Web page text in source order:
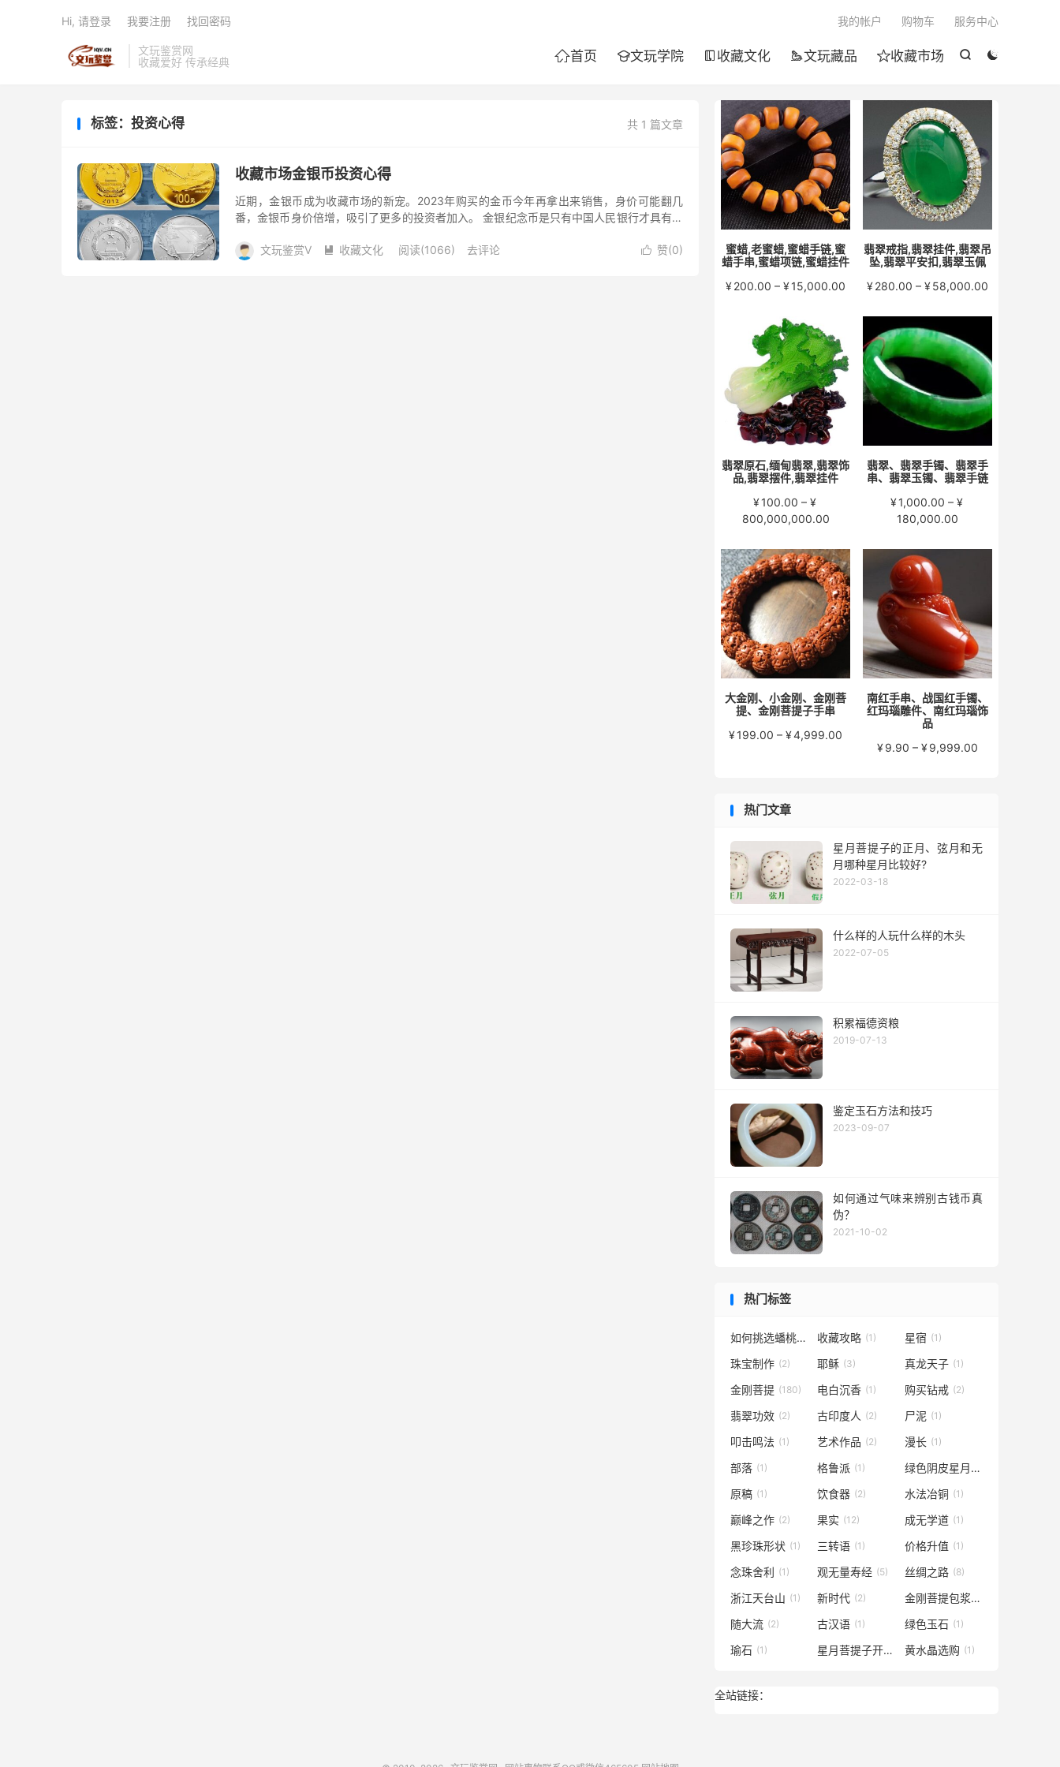
文玩鉴赏网
收藏爱好 传承经典


首页 文玩学院  收藏文化 文玩藏品 收藏市场
我的帐户 购物车 服务中心
Hi, 请登录 我要注册 找回密码
共 1 篇文章
标签：投资心得
收藏市场金银币投资心得
近期，金银币成为收藏市场的新宠。2023年购买的金币今年再拿出来销售，身价可能翻几
番，金银币身价倍增，吸引了更多的投资者加入。 金银纪念币是只有中国人民银行才具有发
 赞(0)
文玩鉴赏V  收藏文化 阅读(1066) 去评论
蜜蜡,老蜜蜡,蜜蜡手链,蜜
蜡手串,蜜蜡项链,蜜蜡挂件
¥200.00 – ¥15,000.00
¥200.00
至
¥15,000.00
翡翠戒指,翡翠挂件,翡翠吊
坠,翡翠平安扣,翡翠玉佩
¥280.00 – ¥58,000.00
范
至
¥58,000.00
翡翠原石,缅甸翡翠,翡翠饰
品,翡翠摆件,翡翠挂件
¥100.00 – ¥
800,000,000.00价
范
围：
¥100.00
至
¥800,000,000.00
翡翠、翡翠手镯、翡翠手
串、翡翠玉镯、翡翠手链
¥1,000.00 – ¥
180,000.00
范
¥180,000.00
大金刚、小金刚、金刚菩
提、金刚菩提子手串
¥199.00 – ¥4,999.00
南红手串、战国红手镯、
红玛瑙雕件、南红玛瑙饰
品
¥9.90 – ¥9,999.00
¥9,999.00
热门文章
星月菩提子的正月、弦月和无
月哪种星月比较好?
2022-03-18
什么样的人玩什么样的木头
2022-07-05
积累福德资粮
2019-07-13
鉴定玉石方法和技巧
2023-09-07
如何通过气味来辨别古钱币真
伪？
2021-10-02
热门标签
如何挑选蟠桃核 (1)
收藏攻略 (1) 星宿 (1)
珠宝制作 (2) 耶稣 (3) 真龙天子 (1)
金刚菩提 (180) 电白沉香 (1) 购买钻戒 (2)
翡翠功效 (2) 古印度人 (2) 尸泥 (1)
叩击鸣法 (1) 艺术作品 (2) 漫长 (1)
部落 (1) 格鲁派 (1) 绿色阴皮星月
(1)
原稿 (1) 饮食器 (2) 水法冶铜 (1)
巅峰之作 (2) 果实 (12) 成无学道 (1)
黑珍珠形状 (1) 三转语 (1) 价格升值 (1)
念珠舍利 (1) 观无量寿经 (5) 丝绸之路 (8)
浙江天台山 (1) 新时代 (2) 金刚菩提包浆(3)
随大流 (2) 古汉语 (1) 绿色玉石 (1)
瑜石 (1) 星月菩提子开片 (1)
黄水晶选购 (1)
全站链接：